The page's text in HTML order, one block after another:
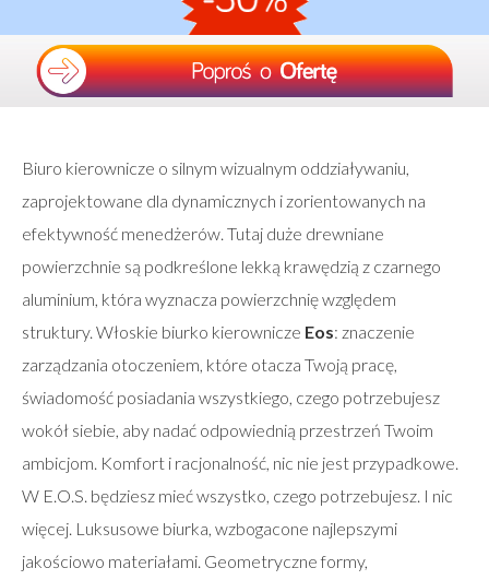
Biuro kierownicze o silnym wizualnym oddziaływaniu,
zaprojektowane dla dynamicznych i zorientowanych na
efektywność menedżerów. Tutaj duże drewniane
powierzchnie są podkreślone lekką krawędzią z czarnego
aluminium, która wyznacza powierzchnię względem
struktury. Włoskie biurko kierownicze Eos: znaczenie
zarządzania otoczeniem, które otacza Twoją pracę,
świadomość posiadania wszystkiego, czego potrzebujesz
wokół siebie, aby nadać odpowiednią przestrzeń Twoim
ambicjom. Komfort i racjonalność, nic nie jest przypadkowe.
W E.O.S. będziesz mieć wszystko, czego potrzebujesz. I nic
więcej. Luksusowe biurka, wzbogacone najlepszymi
jakościowo materiałami. Geometryczne formy,